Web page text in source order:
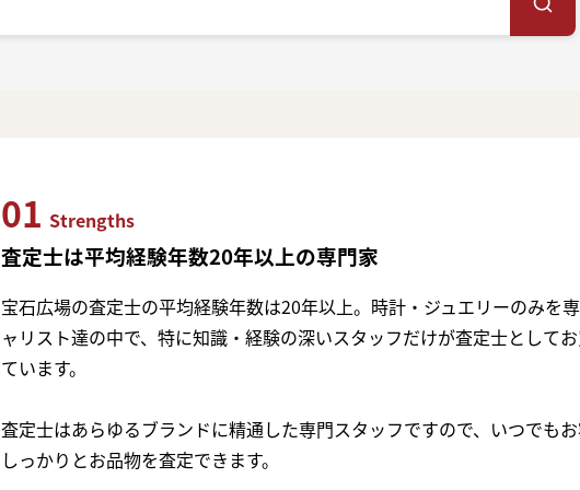
01 Strengths
査定士は平均経験年数20年以上の専門家
宝石広場の査定士の平均経験年数は20年以上。時計・ジュエリーのみを
ャリスト達の中で、特に知識・経験の深いスタッフだけが査定士として
ています。
査定士はあらゆるブランドに精通した専門スタッフですので、いつでも
しっかりとお品物を査定できます。